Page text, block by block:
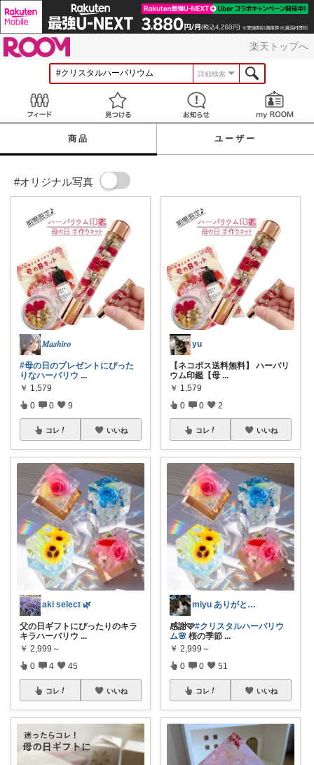
楽天トップへ
詳細検索
見つける お知らせ
商品 ユーザー
#オリジナル写真
𝑀𝑎𝑠ℎ𝑖𝑟𝑜
#母の日のプレゼントにぴった
りなハーバリウ ...
￥ 1,579
0 0 9
コレ いいね
aki select 🌿
父の日ギフトにぴったりのキラ
キラハーバリウ ...
￥ 2,999～
0 4 45
コレ いいね
yu
【ネコポス送料無料】 ハーバリ
ウム印鑑【母 ...
￥ 1,579
0 0 2
コレ いいね
miyu ありがとうございます😊😽
感謝🩷#クリスタルハーバリウ
ム🌸 桜の季節 ...
￥ 2,999～
0 0 51
コレ いいね